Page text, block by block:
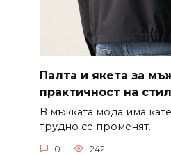
Палта и якета за
практичност на
В мъжката мода има
трудно се променят.
0 242